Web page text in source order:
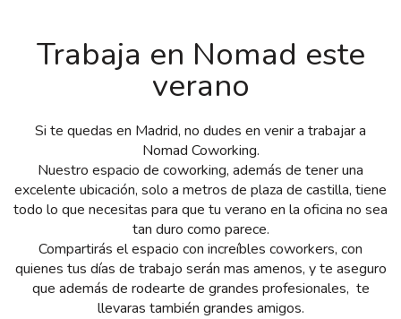
Trabaja en Nomad este
verano
Si te quedas en Madrid, no dudes en venir a trabajar a
Nomad Coworking.
Nuestro espacio de coworking, además de tener una
excelente ubicación, solo a metros de plaza de castilla, tiene
todo lo que necesitas para que tu verano en la oficina no sea
tan duro como parece.
Compartirás el espacio con increíbles coworkers, con
quienes tus días de trabajo serán mas amenos, y te aseguro
que además de rodearte de grandes profesionales, te
llevaras también grandes amigos.